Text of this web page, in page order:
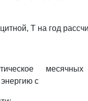
Т на год
с